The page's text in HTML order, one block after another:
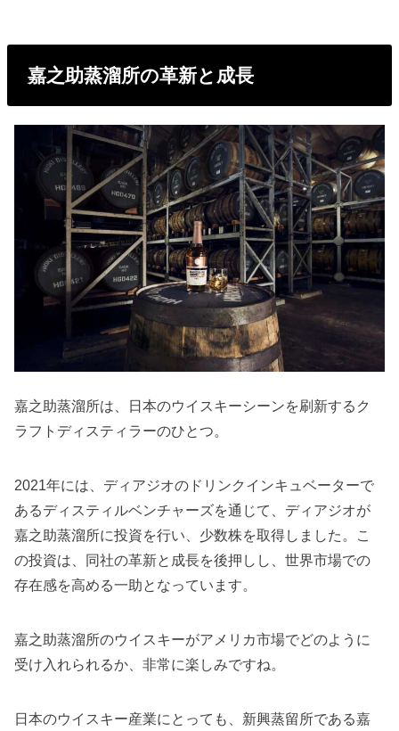
嘉之助蒸溜所の革新と成長
嘉之助蒸溜所は、日本のウイスキーシーンを刷新するク
ラフトディスティラーのひとつ。
2021年には、ディアジオのドリンクインキュベーターで
あるディスティルベンチャーズを通じて、ディアジオが
嘉之助蒸溜所に投資を行い、少数株を取得しました。こ
の投資は、同社の革新と成長を後押しし、世界市場での
存在感を高める一助となっています。
嘉之助蒸溜所のウイスキーがアメリカ市場でどのように
受け入れられるか、非常に楽しみですね。
日本のウイスキー産業にとっても、新興蒸留所である嘉